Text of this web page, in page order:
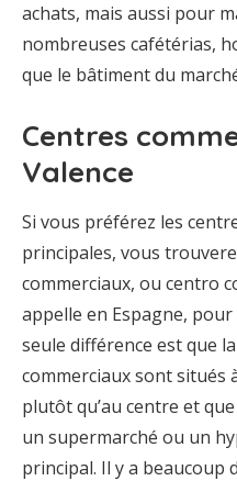
achats, mais aussi pour
nombreuses cafétérias,
que le bâtiment du
Centres
Valence
Si vous préférez les
principales, vous
commerciaux, ou centro
appelle en Espagne,
seule différence est que
commerciaux sont situés
plutôt qu’au centre et
un supermarché ou un
principal. Il y a beaucoup